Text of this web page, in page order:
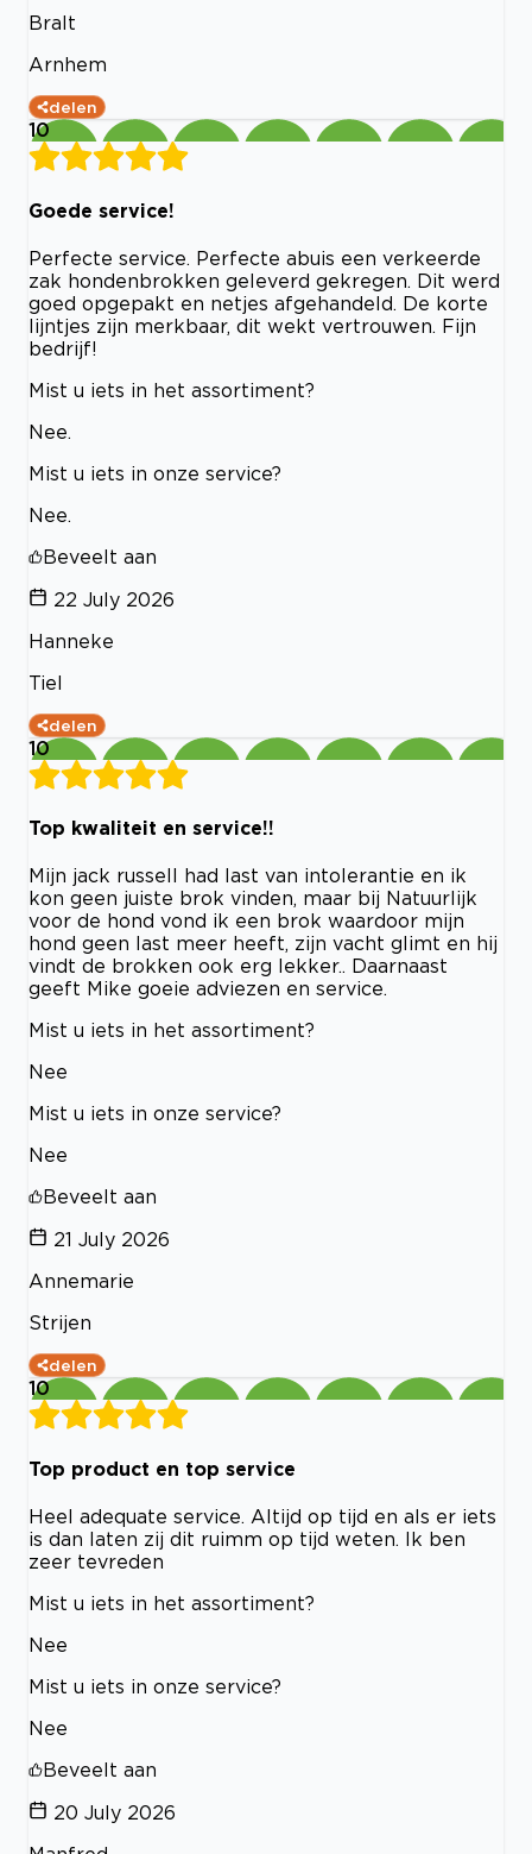
Bralt
Arnhem
delen
10
Goede service!
Perfecte service. Perfecte abuis een verkeerde
zak hondenbrokken geleverd gekregen. Dit werd
goed opgepakt en netjes afgehandeld. De korte
lijntjes zijn merkbaar, dit wekt vertrouwen. Fijn
bedrijf!
Mist u iets in het assortiment?
Nee.
Mist u iets in onze service?
Nee.
Beveelt aan
22 July 2026
Hanneke
Tiel
delen
10
Top kwaliteit en service!!
Mijn jack russell had last van intolerantie en ik
kon geen juiste brok vinden, maar bij Natuurlijk
voor de hond vond ik een brok waardoor mijn
hond geen last meer heeft, zijn vacht glimt en hij
vindt de brokken ook erg lekker.. Daarnaast
geeft Mike goeie adviezen en service.
Mist u iets in het assortiment?
Nee
Mist u iets in onze service?
Nee
Beveelt aan
21 July 2026
Annemarie
Strijen
delen
10
Top product en top service
Heel adequate service. Altijd op tijd en als er iets
is dan laten zij dit ruimm op tijd weten. Ik ben
zeer tevreden
Mist u iets in het assortiment?
Nee
Mist u iets in onze service?
Nee
Beveelt aan
20 July 2026